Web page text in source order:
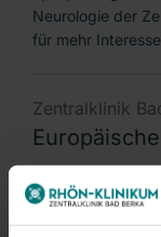
Neurologie der
für mehr
Zentralklinik
„Niemand
Notaufnahme.“
Europäischen